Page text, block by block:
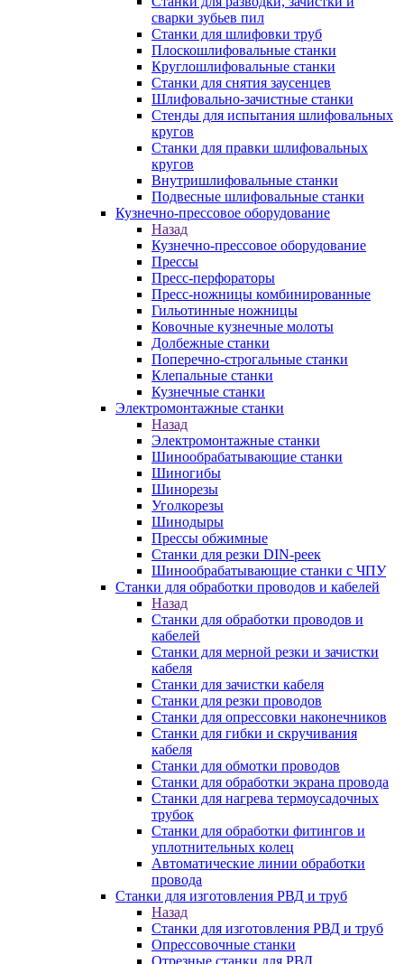
сварки зубьев пил
Станки для шлифовки труб
Плоскошлифовальные станки
Круглошлифовальные станки
Станки для снятия заусенцев
Шлифовально-зачистные станки
Стенды для испытания шлифовальных
кругов
Станки для правки шлифовальных
кругов
Внутришлифовальные станки
Подвесные шлифовальные станки
Кузнечно-прессовое оборудование
Назад
Кузнечно-прессовое оборудование
Прессы
Пресс-перфораторы
Пресс-ножницы комбинированные
Гильотинные ножницы
Ковочные кузнечные молоты
Долбежные станки
Поперечно-строгальные станки
Клепальные станки
Кузнечные станки
Электромонтажные станки
Назад
Электромонтажные станки
Шинообрабатывающие станки
Шиногибы
Шинорезы
Уголкорезы
Шинодыры
Прессы обжимные
Станки для резки DIN-реек
Шинообрабатывающие станки с ЧПУ
Станки для обработки проводов и кабелей
Назад
Станки для обработки проводов и
кабелей
Станки для мерной резки и зачистки
кабеля
Станки для зачистки кабеля
Станки для резки проводов
Станки для опрессовки наконечников
Станки для гибки и скручивания
кабеля
Станки для обмотки проводов
Станки для обработки экрана провода
Станки для нагрева термоусадочных
трубок
Станки для обработки фитингов и
уплотнительных колец
Автоматические линии обработки
провода
Станки для изготовления РВД и труб
Назад
Станки для изготовления РВД и труб
Опрессовочные станки
Отрезные станки для РВД